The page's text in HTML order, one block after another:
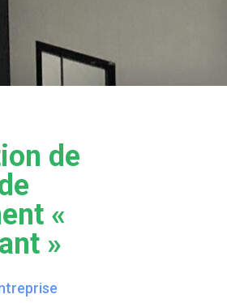
de
«
»